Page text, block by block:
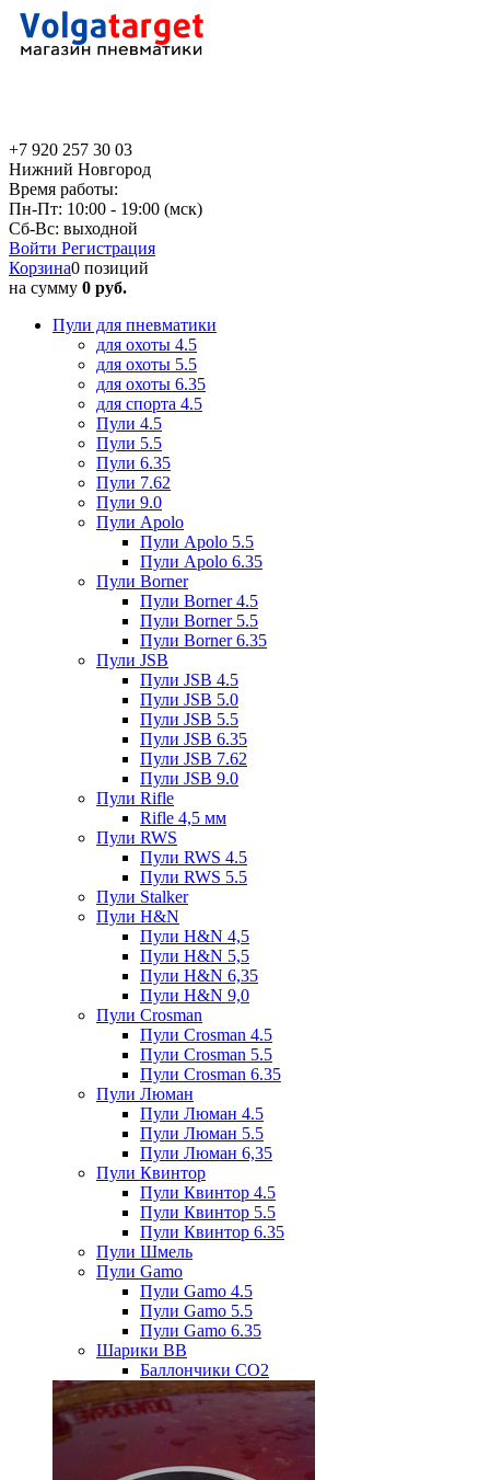
+7 920 257 30 03
Нижний Новгород
Время работы:
Пн-Пт: 10:00 - 19:00 (мск)
Сб-Вс: выходной
Войти Регистрация
Корзина0 позиций
на сумму 0 руб.
Пули для пневматики
для охоты 4.5
для охоты 5.5
для охоты 6.35
для спорта 4.5
Пули 4.5
Пули 5.5
Пули 6.35
Пули 7.62
Пули 9.0
Пули Apolo
Пули Apolo 5.5
Пули Apolo 6.35
Пули Borner
Пули Borner 4.5
Пули Borner 5.5
Пули Borner 6.35
Пули JSB
Пули JSB 4.5
Пули JSB 5.0
Пули JSB 5.5
Пули JSB 6.35
Пули JSB 7.62
Пули JSB 9.0
Пули Rifle
Rifle 4,5 мм
Пули RWS
Пули RWS 4.5
Пули RWS 5.5
Пули Stalker
Пули H&N
Пули H&N 4,5
Пули H&N 5,5
Пули H&N 6,35
Пули H&N 9,0
Пули Crosman
Пули Crosman 4.5
Пули Crosman 5.5
Пули Crosman 6.35
Пули Люман
Пули Люман 4.5
Пули Люман 5.5
Пули Люман 6,35
Пули Квинтор
Пули Квинтор 4.5
Пули Квинтор 5.5
Пули Квинтор 6.35
Пули Шмель
Пули Gamo
Пули Gamo 4.5
Пули Gamo 5.5
Пули Gamo 6.35
Шарики BB
Баллончики CO2